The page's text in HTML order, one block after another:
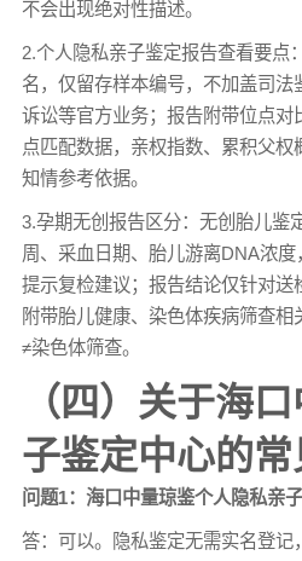
不会出现绝对性描述。
2.个人隐私亲子鉴定报告查看要点
名，仅留存样本编号，不加盖司法
诉讼等官方业务；报告附带位点对
点匹配数据，亲权指数、累积父权
知情参考依据。
3.孕期无创报告区分：无创胎儿鉴
周、采血日期、胎儿游离DNA浓
提示复检建议；报告结论仅针对送
附带胎儿健康、染色体疾病筛查
≠染色体筛查。
（四）关于海
子鉴定中心的
问题1：海口中量琼鉴个人隐私亲
答：可以。隐私鉴定无需实名登记